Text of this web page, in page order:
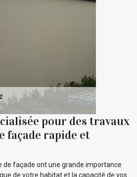
pour des travaux
façade rapide et
de façade ont une grande importance
de votre habitat et la capacité de vos